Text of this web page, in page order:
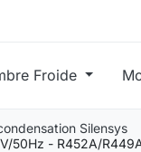
Froide
Silensys
50Hz - R452A/